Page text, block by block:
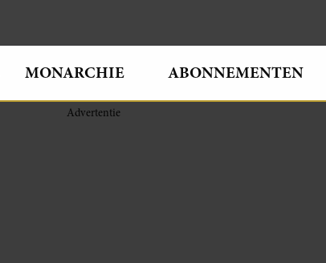
MONARCHIE ABONNEMENTEN